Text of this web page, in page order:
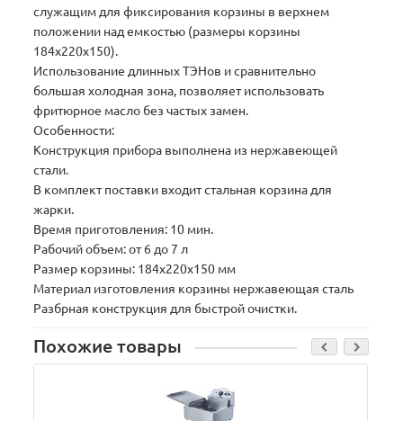
служащим для фиксирования корзины в верхнем
положении над емкостью (размеры корзины
184х220х150).
Использование длинных ТЭНов и сравнительно
большая холодная зона, позволяет использовать
фритюрное масло без частых замен.
Особенности:
Конструкция прибора выполнена из нержавеющей
стали.
В комплект поставки входит стальная корзина для
жарки.
Время приготовления: 10 мин.
Рабочий объем: от 6 до 7 л
Размер корзины: 184x220x150 мм
Материал изготовления корзины нержавеющая сталь
Разбрная конструкция для быстрой очистки.
Похожие товары